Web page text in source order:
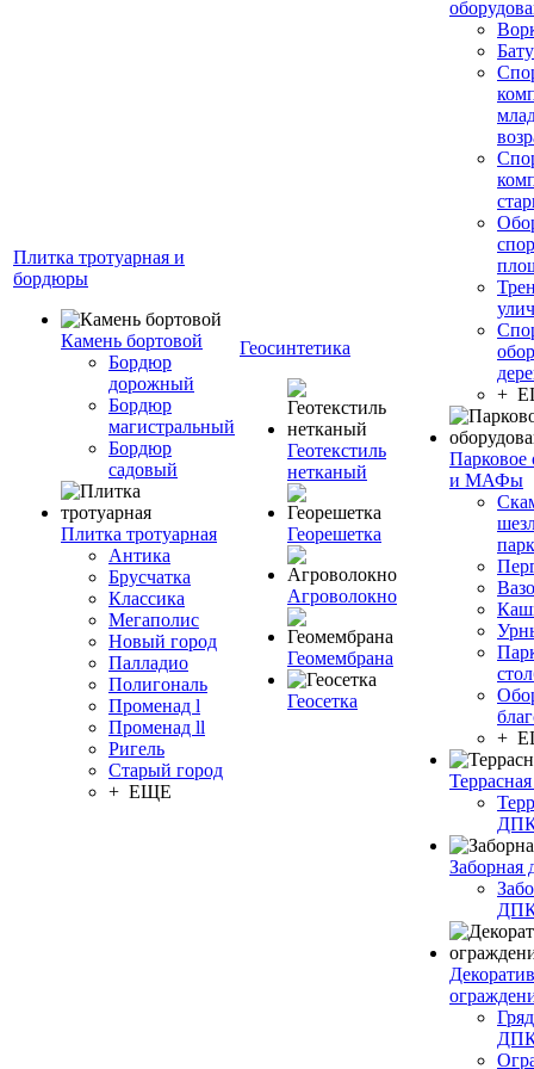
Плитка тротуарная и
бордюры
Камень бортовой
Бордюр
дорожный
Бордюр
магистральный
Бордюр
садовый
Плитка тротуарная
Антика
Брусчатка
Классика
Мегаполис
Новый город
Палладио
Полигональ
Променад l
Променад ll
Ригель
Старый город
+ ЕЩЕ
Геосинтетика
Геотекстиль
нетканый
Георешетка
Агроволокно
Геомембрана
Геосетка
+
Парковое
и МАФы
+
Заборная